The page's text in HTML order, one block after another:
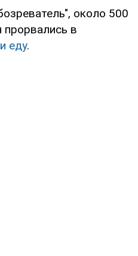
около 500
прорвались в
еду.